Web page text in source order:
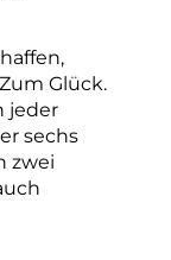
Glück.
jeder
sechs
zwei